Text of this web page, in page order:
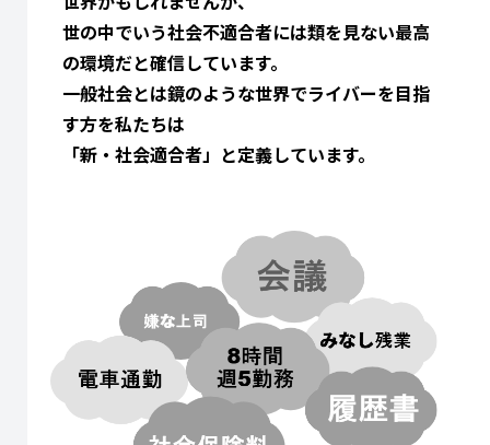
世の中でいう社会不適合者には類を見ない最高
の環境だと確信しています。
一般社会とは鏡のような世界でライバーを目指
す方を私たちは
「新・社会適合者」と定義しています。